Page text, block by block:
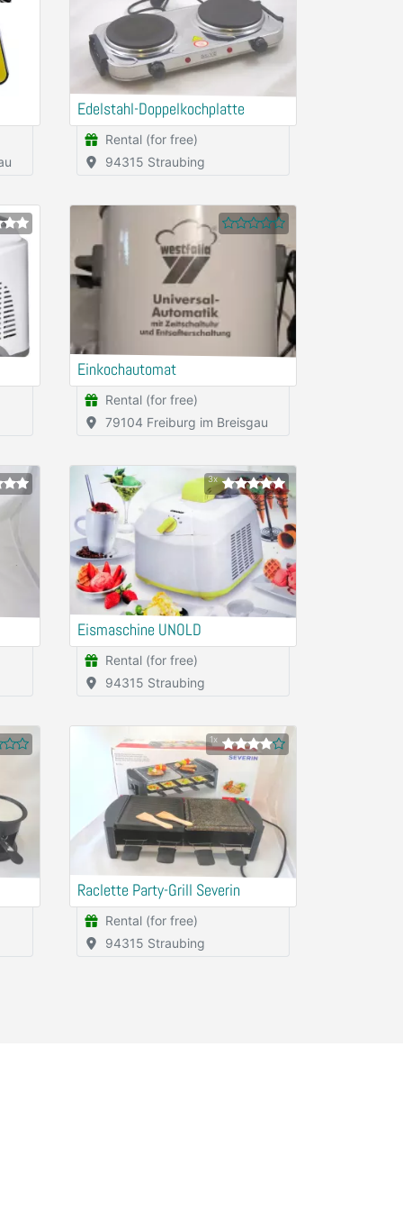
Edelstahl-Doppelkochplatte
Rental (for free)
94315 Straubing
Einkochautomat
Rental (for free)
79104 Freiburg im Breisgau
3x
Eismaschine UNOLD
Rental (for free)
94315 Straubing
1x
Raclette Party-Grill Severin
Rental (for free)
94315 Straubing